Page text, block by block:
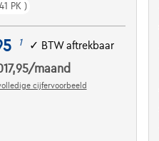
PK )
1 ✓ BTW aftrekbaar
/maand
cijfervoorbeeld